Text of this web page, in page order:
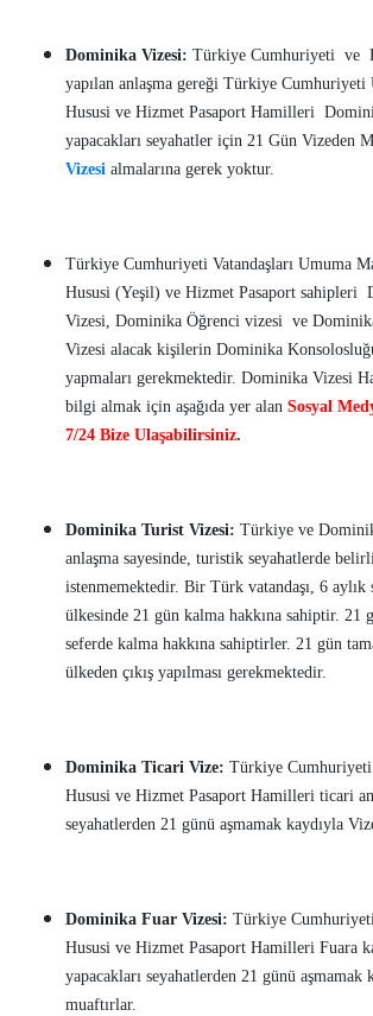
Dominika Vizesi: Türkiye Cumhuriyeti ve
yapılan anlaşma gereği Türkiye Cumhuriyeti
Hususi ve Hizmet Pasaport Hamilleri
yapacakları seyahatler için 21 Gün Vizeden
Vizesi almalarına gerek yoktur.
Türkiye Cumhuriyeti Vatandaşları Umuma
Hususi (Yeşil) ve Hizmet Pasaport sahipleri
Vizesi, Dominika Öğrenci vizesi ve
Vizesi alacak kişilerin Dominika
yapmaları gerekmektedir. Dominika Vizesi
bilgi almak için aşağıda yer alan Sosyal
7/24 Bize Ulaşabilirsiniz.
Dominika Turist Vizesi: Türkiye ve
anlaşma sayesinde, turistik seyahatlerde
istenmemektedir. Bir Türk vatandaşı, 6
ülkesinde 21 gün kalma hakkına sahiptir. 21
seferde kalma hakkına sahiptirler. 21 gün
ülkeden çıkış yapılması gerekmektedir.
Dominika Ticari Vize: Türkiye Cumhuriyeti
Hususi ve Hizmet Pasaport Hamilleri ticari
seyahatlerden 21 günü aşmamak kaydıyla
Dominika Fuar Vizesi: Türkiye
Hususi ve Hizmet Pasaport Hamilleri Fuara
yapacakları seyahatlerden 21 günü aşmamak
muaftırlar.